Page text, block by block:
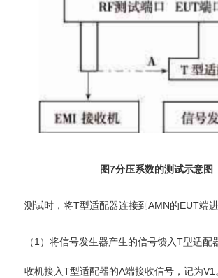
图7分压系数的测试示意图
测试时，将T型适配器连接到AMN的EUT端进
（1）将信号发生器产生的信号馈入T型适配
收机接入T型适配器的A端接收信号，记为V1